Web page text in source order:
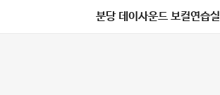
분당 데이사운드 보컬연습실